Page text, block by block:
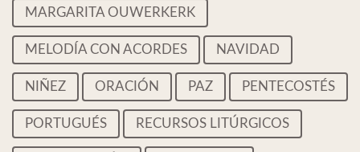
MARGARITA OUWERKERK
MELODÍA CON ACORDES NAVIDAD
NIÑEZ ORACIÓN PAZ PENTECOSTÉS
PORTUGUÉS RECURSOS LITÚRGICOS